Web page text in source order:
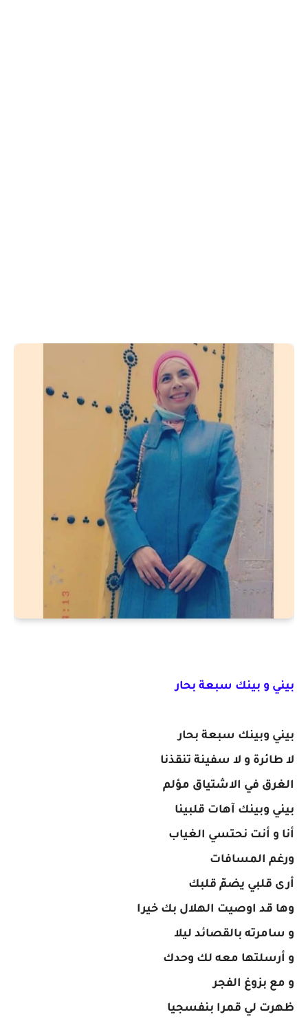
بيني و بينك سبعة بحار
بيني وبينك سبعة بحار
لا طائرة و لا سفينة تنقذنا
الغرق في الاشتياق مؤلم
بيني وبينك آهات قلبينا
أنا و أنت نحتسي الغياب
ورغم المسافات
أرى قلبي يضمّ قلبك
وها قد اوصيت الهلال بك خيرا
و سامرته بالقصائد ليلا
و أرسلتها معه لك وحدك
و مع بزوغ الفجر
ظهرت لي قمرا بنفسجيا